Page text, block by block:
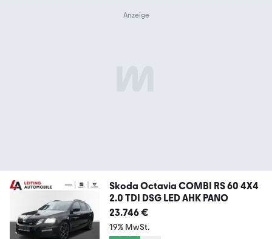
Skoda Octavia COMBI RS 60 4X4
2.0 TDI DSG LED AHK PANO
23.746 €
19% MwSt.